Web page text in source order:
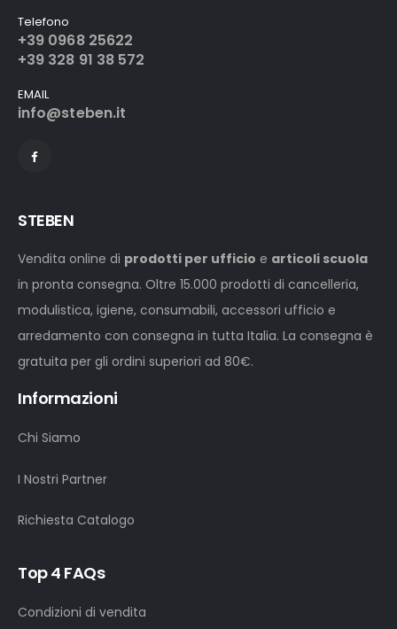
Telefono
+39 0968 25622
+39 328 91 38 572
EMAIL
info@steben.it
STEBEN
Vendita online di prodotti per ufficio e articoli scuola
in pronta consegna. Oltre 15.000 prodotti di cancelleria,
modulistica, igiene, consumabili, accessori ufficio e
arredamento con consegna in tutta Italia. La consegna è
gratuita per gli ordini superiori ad 80€.
Informazioni
Chi Siamo
I Nostri Partner
Richiesta Catalogo
Top 4 FAQs
Condizioni di vendita